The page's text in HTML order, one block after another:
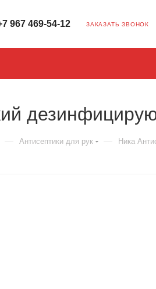
967 469-54-12 ЗАКАЗАТЬ ЗВОНОК
— Антисептики для рук — Ника